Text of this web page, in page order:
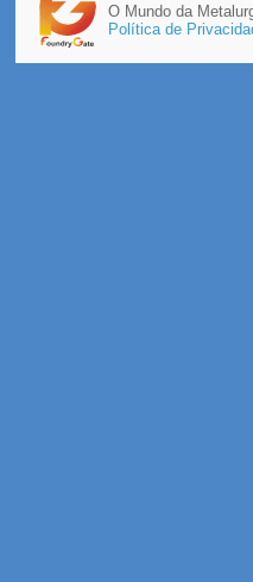
O Mundo da
Política de